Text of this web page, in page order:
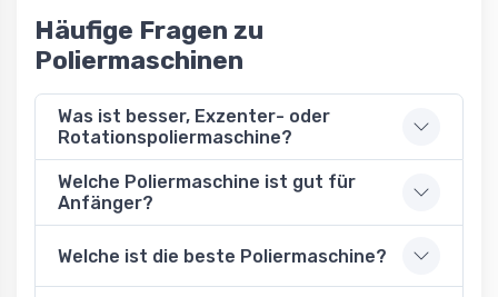
Häufige Fragen zu
Poliermaschinen
Was ist besser, Exzenter- oder
Rotationspoliermaschine?
Welche Poliermaschine ist gut für
Anfänger?
Welche ist die beste Poliermaschine?